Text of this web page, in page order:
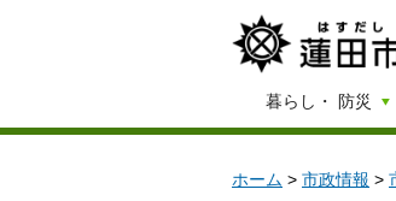
暮らし・ 防災
ホーム > 市政情報 >